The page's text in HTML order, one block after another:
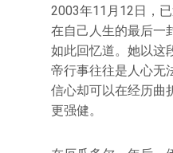
2003年11月12日，
在自己人生的最后一
如此回忆道。她以这
帝行事往往是人心无
信心却可以在经历曲
更强健。